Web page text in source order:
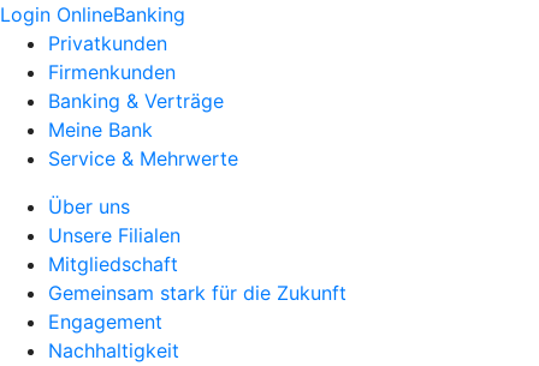
Login OnlineBanking
Privatkunden
Firmenkunden
Banking & Verträge
Meine Bank
Service & Mehrwerte
Über uns
Unsere Filialen
Mitgliedschaft
Gemeinsam stark für die Zukunft
Engagement
Nachhaltigkeit